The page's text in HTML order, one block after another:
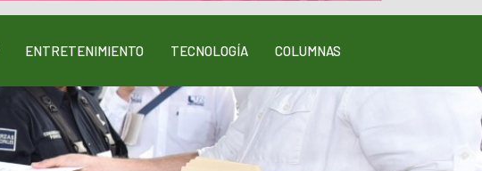
ENTRETENIMIENTO TECNOLOGÍA COLUMNAS